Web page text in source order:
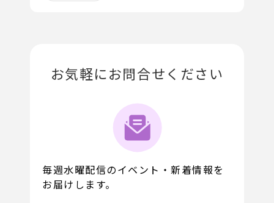
お気軽にお問合せください
毎週水曜配信のイベント・新着情報を
お届けします。